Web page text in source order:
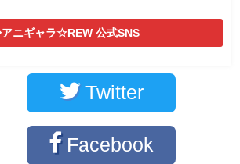
ニギャラ☆REW 公式SNS
Twitter
Facebook